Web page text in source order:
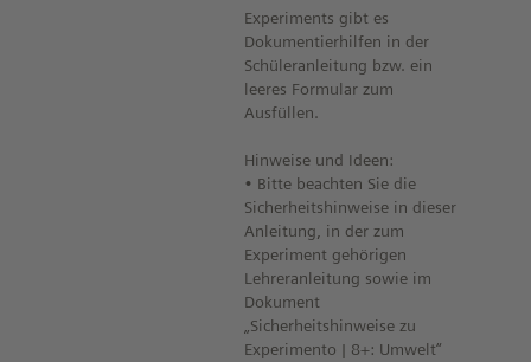
Experiments gibt es
Dokumentierhilfen in der
Schüleranleitung bzw. ein
leeres Formular zum
Ausfüllen.
Hinweise und Ideen:
• Bitte beachten Sie die
Sicherheitshinweise in dieser
Anleitung, in der zum
Experiment gehörigen
Lehreranleitung sowie im
Dokument
„Sicherheitshinweise zu
Experimento | 8+: Umwelt“